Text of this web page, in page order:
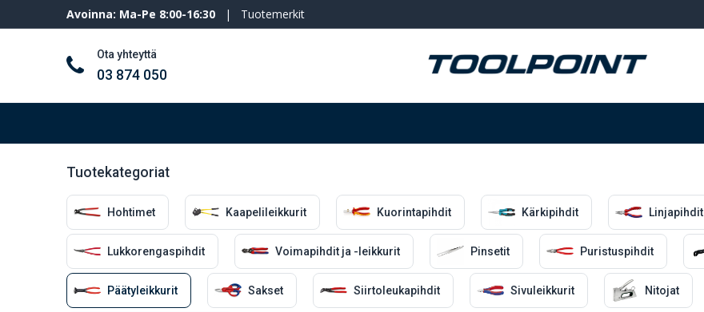
Avoinna: Ma-Pe 8:00-16:30 | Tuotemerkit
Ota yhteyttä
03 874 050
Tuotekategoriat
Hohtimet Kaapelileikkurit Kuorintapihdit Kärkipihdit Linjapihdit
Lukkorengaspihdit Voimapihdit ja -leikkurit Pinsetit Puristuspihdit
Päätyleikkurit Sakset Siirtoleukapihdit Sivuleikkurit Nitojat